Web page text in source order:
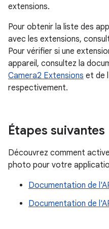
extensions.
Pour obtenir la liste des
avec les extensions,
Pour vérifier si une
appareil, consultez la
Camera2 Extensions et de
respectivement.
Étapes suivantes
Découvrez comment
photo pour votre
Documentation de
Documentation de